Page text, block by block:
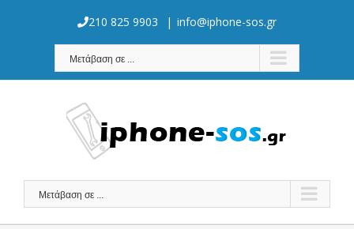
210 825 9903 | info@iphone-sos.gr
Μετάβαση σε ...
Μετάβαση σε ...